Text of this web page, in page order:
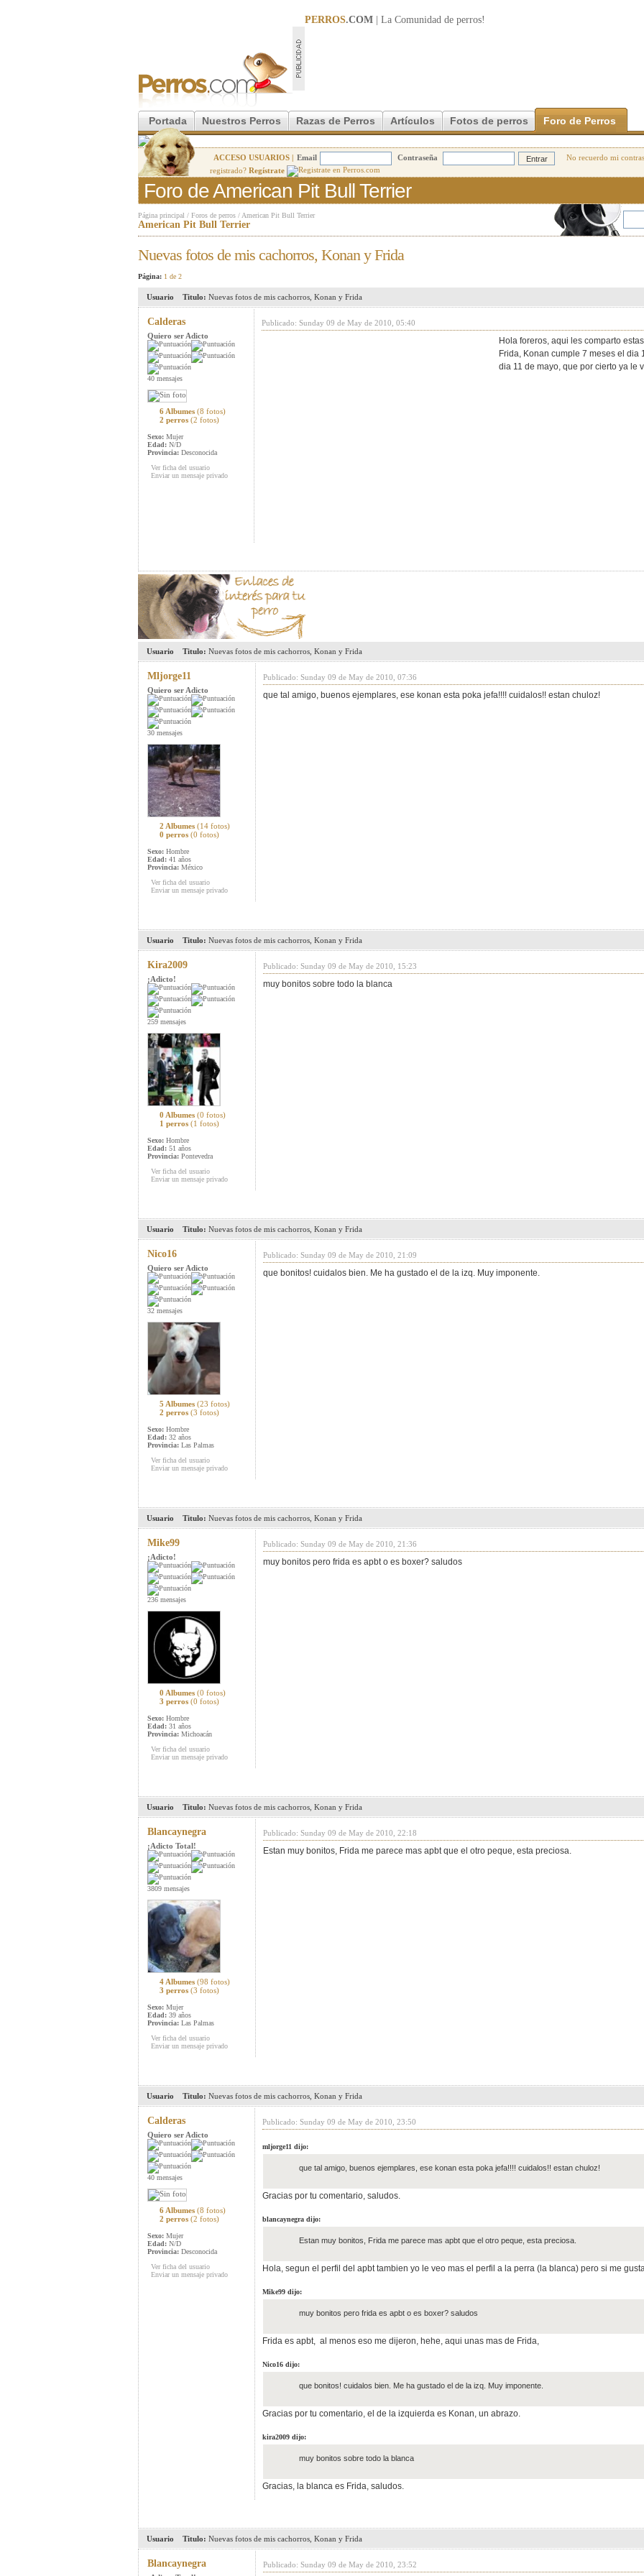
PERROS.COM | La Comunidad de perros!
Portada Nuestros Perros Razas de Perros Artículos Fotos de perros Foro de Perros
ACCESO USUARIOS | Email Contraseña No recuerdo mi
registrado? Regístrate
Foro de American Pit Bull Terrier
Página principal / Foros de perros / American Pit Bull Terrier
American Pit Bull Terrier
Nuevas fotos de mis cachorros, Konan y Frida
Página: 1 de 2
Usuario Titulo: Nuevas fotos de mis cachorros, Konan y Frida
Calderas
Quiero ser Adicto
40 mensajes
6 Albumes (8 fotos)
2 perros (2 fotos)
Sexo: Mujer
Edad: N/D
Provincia: Desconocida
Ver ficha del usuario
Enviar un mensaje privado
Publicado: Sunday 09 de May de 2010, 05:40
Hola foreros, aqui les comparto
Frida, Konan cumple 7 meses el dia
dia 11 de mayo, que por cierto ya le
Usuario Titulo: Nuevas fotos de mis cachorros, Konan y Frida
Mljorge11
Quiero ser Adicto
30 mensajes
2 Albumes (14 fotos)
0 perros (0 fotos)
Sexo: Hombre
Edad: 41 años
Provincia: México
Ver ficha del usuario
Enviar un mensaje privado
Publicado: Sunday 09 de May de 2010, 07:36
que tal amigo, buenos ejemplares, ese konan esta poka jefa!!!! cuidalos!! estan chuloz!
Usuario Titulo: Nuevas fotos de mis cachorros, Konan y Frida
Kira2009
¡Adicto!
259 mensajes
0 Albumes (0 fotos)
1 perros (1 fotos)
Sexo: Hombre
Edad: 51 años
Provincia: Pontevedra
Ver ficha del usuario
Enviar un mensaje privado
Publicado: Sunday 09 de May de 2010, 15:23
muy bonitos sobre todo la blanca
Usuario Titulo: Nuevas fotos de mis cachorros, Konan y Frida
Nico16
Quiero ser Adicto
32 mensajes
5 Albumes (23 fotos)
2 perros (3 fotos)
Sexo: Hombre
Edad: 32 años
Provincia: Las Palmas
Ver ficha del usuario
Enviar un mensaje privado
Publicado: Sunday 09 de May de 2010, 21:09
que bonitos! cuidalos bien. Me ha gustado el de la izq. Muy imponente.
Usuario Titulo: Nuevas fotos de mis cachorros, Konan y Frida
Mike99
¡Adicto!
236 mensajes
0 Albumes (0 fotos)
3 perros (0 fotos)
Sexo: Hombre
Edad: 31 años
Provincia: Michoacán
Ver ficha del usuario
Enviar un mensaje privado
Publicado: Sunday 09 de May de 2010, 21:36
muy bonitos pero frida es apbt o es boxer? saludos
Usuario Titulo: Nuevas fotos de mis cachorros, Konan y Frida
Blancaynegra
¡Adicto Total!
3809 mensajes
4 Albumes (98 fotos)
3 perros (3 fotos)
Sexo: Mujer
Edad: 39 años
Provincia: Las Palmas
Ver ficha del usuario
Enviar un mensaje privado
Publicado: Sunday 09 de May de 2010, 22:18
Estan muy bonitos, Frida me parece mas apbt que el otro peque, esta preciosa.
Usuario Titulo: Nuevas fotos de mis cachorros, Konan y Frida
Calderas
Quiero ser Adicto
40 mensajes
6 Albumes (8 fotos)
2 perros (2 fotos)
Sexo: Mujer
Edad: N/D
Provincia: Desconocida
Ver ficha del usuario
Enviar un mensaje privado
Publicado: Sunday 09 de May de 2010, 23:50
mljorge11 dijo:
que tal amigo, buenos ejemplares, ese konan esta poka jefa!!!! cuidalos!! estan chuloz!
Gracias por tu comentario, saludos.
blancaynegra dijo:
Estan muy bonitos, Frida me parece mas apbt que el otro peque, esta preciosa.
Hola, segun el perfil del apbt tambien yo le veo mas el perfil a la perra (la blanca) pero si me
Mike99 dijo:
muy bonitos pero frida es apbt o es boxer? saludos
Frida es apbt, al menos eso me dijeron, hehe, aqui unas mas de Frida,
Nico16 dijo:
que bonitos! cuidalos bien. Me ha gustado el de la izq. Muy imponente.
Gracias por tu comentario, el de la izquierda es Konan, un abrazo.
kira2009 dijo:
muy bonitos sobre todo la blanca
Gracias, la blanca es Frida, saludos.
Usuario Titulo: Nuevas fotos de mis cachorros, Konan y Frida
Blancaynegra Publicado: Sunday 09 de May de 2010, 23:52